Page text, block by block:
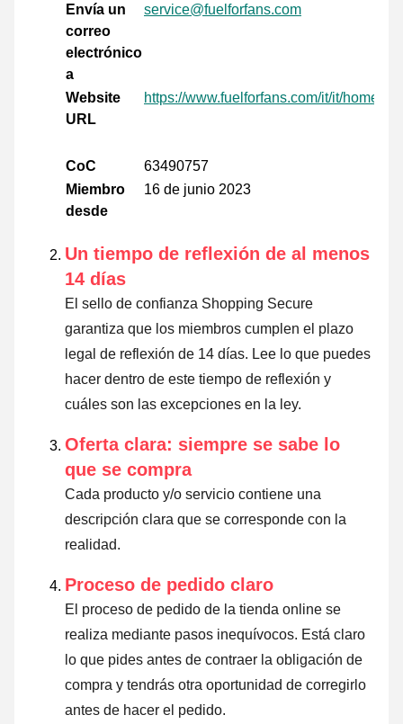
Envía un
correo
electrónico
a
service@fuelforfans.com
Website
URL
https://www.fuelforfans.com/it/it/home/
CoC
63490757
Miembro
desde
16 de junio 2023
Un tiempo de reflexión de al menos
14 días
El sello de confianza Shopping Secure
garantiza que los miembros cumplen el plazo
legal de reflexión de 14 días. Lee lo que puedes
hacer dentro de este tiempo de reflexión y
cuáles son las excepciones en la ley.
Oferta clara: siempre se sabe lo
que se compra
Cada producto y/o servicio contiene una
descripción clara que se corresponde con la
realidad.
Proceso de pedido claro
El proceso de pedido de la tienda online se
realiza mediante pasos inequívocos. Está claro
lo que pides antes de contraer la obligación de
compra y tendrás otra oportunidad de corregirlo
antes de hacer el pedido.